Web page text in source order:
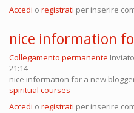
Accedi o registrati per inserire
nice information
Collegamento permanente
21:14
nice information for a new
spiritual courses
Accedi o registrati per inserire